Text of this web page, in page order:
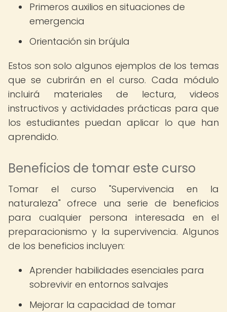
Primeros auxilios en situaciones de
emergencia
Orientación sin brújula
Estos son solo algunos ejemplos de los temas
que se cubrirán en el curso. Cada módulo
incluirá materiales de lectura, videos
instructivos y actividades prácticas para que
los estudiantes puedan aplicar lo que han
aprendido.
Beneficios de tomar este curso
Tomar el curso "Supervivencia en la
naturaleza" ofrece una serie de beneficios
para cualquier persona interesada en el
preparacionismo y la supervivencia. Algunos
de los beneficios incluyen:
Aprender habilidades esenciales para
sobrevivir en entornos salvajes
Mejorar la capacidad de tomar